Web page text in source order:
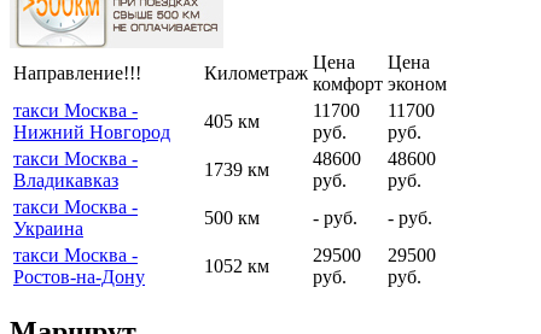
Направление!!! Километраж
Цена
комфорт
Цена
эконом
такси Москва -
Нижний Новгород
405 км
11700
руб.
11700
руб.
такси Москва -
Владикавказ
1739 км
48600
руб.
48600
руб.
такси Москва -
Украина
500 км - руб.
- руб.
такси Москва -
Ростов-на-Дону
1052 км
29500
руб.
29500
руб.